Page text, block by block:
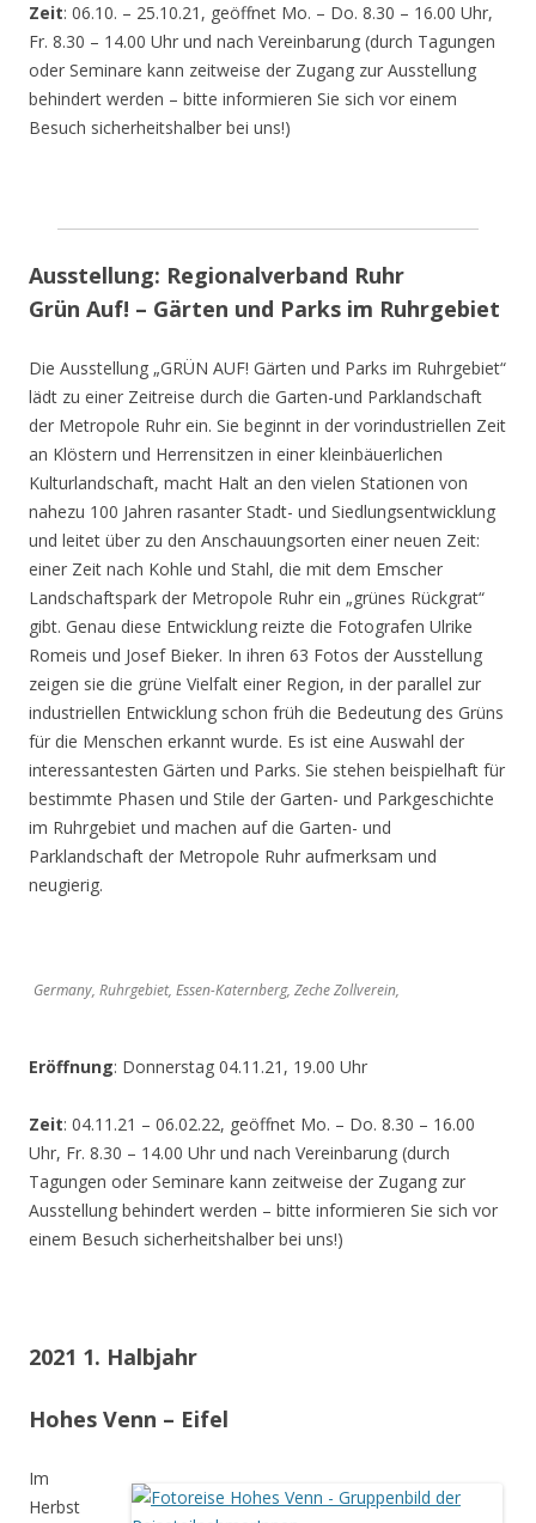
Zeit: 06.10. – 25.10.21, geöffnet Mo. – Do. 8.30 – 16.00 Uhr,
Fr. 8.30 – 14.00 Uhr und nach Vereinbarung (durch Tagungen
oder Seminare kann zeitweise der Zugang zur Ausstellung
behindert werden – bitte informieren Sie sich vor einem
Besuch sicherheitshalber bei uns!)
Ausstellung: Regionalverband Ruhr
Grün Auf! – Gärten und Parks im Ruhrgebiet
Die Ausstellung „GRÜN AUF! Gärten und Parks im Ruhrgebiet“
lädt zu einer Zeitreise durch die Garten-und Parklandschaft
der Metropole Ruhr ein. Sie beginnt in der vorindustriellen Zeit
an Klöstern und Herrensitzen in einer kleinbäuerlichen
Kulturlandschaft, macht Halt an den vielen Stationen von
nahezu 100 Jahren rasanter Stadt- und Siedlungsentwicklung
und leitet über zu den Anschauungsorten einer neuen Zeit:
einer Zeit nach Kohle und Stahl, die mit dem Emscher
Landschaftspark der Metropole Ruhr ein „grünes Rückgrat“
gibt. Genau diese Entwicklung reizte die Fotografen Ulrike
Romeis und Josef Bieker. In ihren 63 Fotos der Ausstellung
zeigen sie die grüne Vielfalt einer Region, in der parallel zur
industriellen Entwicklung schon früh die Bedeutung des Grüns
für die Menschen erkannt wurde. Es ist eine Auswahl der
interessantesten Gärten und Parks. Sie stehen beispielhaft für
bestimmte Phasen und Stile der Garten- und Parkgeschichte
im Ruhrgebiet und machen auf die Garten- und
Parklandschaft der Metropole Ruhr aufmerksam und
neugierig.
Germany, Ruhrgebiet, Essen-Katernberg, Zeche Zollverein,
Eröffnung: Donnerstag 04.11.21, 19.00 Uhr
Zeit: 04.11.21 – 06.02.22, geöffnet Mo. – Do. 8.30 – 16.00
Uhr, Fr. 8.30 – 14.00 Uhr und nach Vereinbarung (durch
Tagungen oder Seminare kann zeitweise der Zugang zur
Ausstellung behindert werden – bitte informieren Sie sich vor
einem Besuch sicherheitshalber bei uns!)
2021 1. Halbjahr
Hohes Venn – Eifel
Im
Herbst